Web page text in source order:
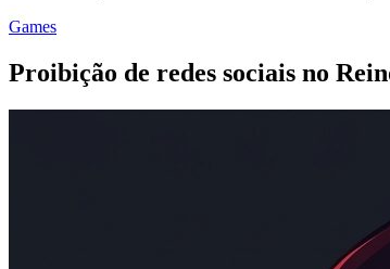
Games
Proibição de redes sociais no